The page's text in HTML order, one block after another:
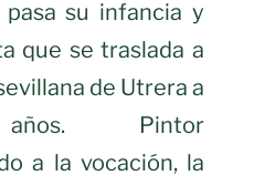
su infancia y
que se traslada a
de Utrera a
Pintor
a la vocación, la